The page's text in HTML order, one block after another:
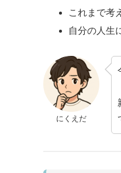
これまで考
自分の人生
にくえだ